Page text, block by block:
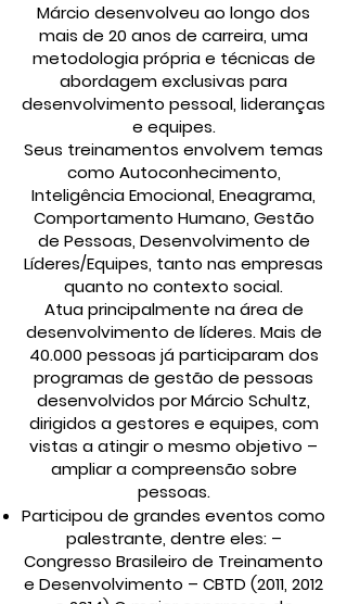
Márcio desenvolveu ao longo dos
mais de 20 anos de carreira, uma
metodologia própria e técnicas de
abordagem exclusivas para
desenvolvimento pessoal, lideranças
e equipes.
Seus treinamentos envolvem temas
como Autoconhecimento,
Inteligência Emocional, Eneagrama,
Comportamento Humano, Gestão
de Pessoas, Desenvolvimento de
Líderes/Equipes, tanto nas empresas
quanto no contexto social.
Atua principalmente na área de
desenvolvimento de líderes. Mais de
40.000 pessoas já participaram dos
programas de gestão de pessoas
desenvolvidos por Márcio Schultz,
dirigidos a gestores e equipes, com
vistas a atingir o mesmo objetivo –
ampliar a compreensão sobre
pessoas.
Participou de grandes eventos como
palestrante, dentre eles: –
Congresso Brasileiro de Treinamento
e Desenvolvimento – CBTD (2011, 2012